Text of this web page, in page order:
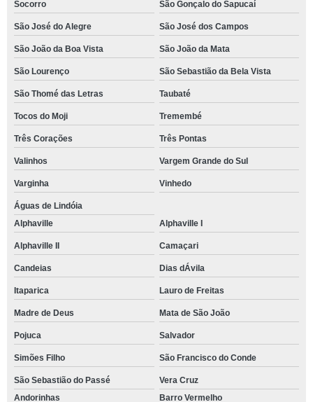
Socorro São Gonçalo do Sapucaí
São José do Alegre São José dos Campos
São João da Boa Vista São João da Mata
São Lourenço São Sebastião da Bela Vista
São Thomé das Letras Taubaté
Tocos do Moji Tremembé
Três Corações Três Pontas
Valinhos Vargem Grande do Sul
Varginha Vinhedo
Águas de Lindóia
Alphaville
Alphaville I
Alphaville II Camaçari
Candeias Dias dÁvila
Itaparica Lauro de Freitas
Madre de Deus Mata de São João
Pojuca Salvador
Simões Filho São Francisco do Conde
São Sebastião do Passé
Vera Cruz
Andorinhas
Barro Vermelho